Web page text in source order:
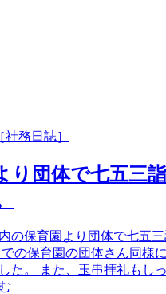
社務日誌］
り団体で七五三
の保育園より団体で七五
の保育園の団体さん同様
た。 また、玉串拝礼もし